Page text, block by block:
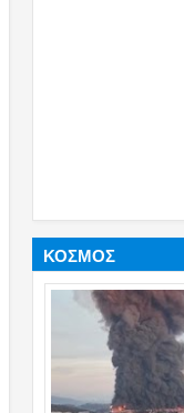
ΚΟΣΜΟΣ